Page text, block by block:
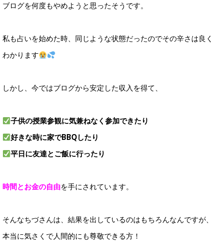
ブログを何度もやめようと思ったそうです。
私も占いを始めた時、同じような状態だったのでその辛さは良く
わかります
しかし、今ではブログから安定した収入を得て、
子供の授業参観に気兼ねなく参加できたり
好きな時に家でBBQしたり
平日に友達とご飯に行ったり
時間とお金の自由を手にされています。
そんなちづさんは、結果を出しているのはもちろんなんですが、
本当に気さくで人間的にも尊敬できる方！